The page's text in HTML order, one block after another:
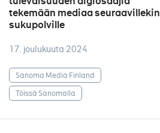
tekemään mediaa seuraavillekin
sukupolville
17. joulukuuta 2024
Sanoma Media Finland
Töissä Sanomalla